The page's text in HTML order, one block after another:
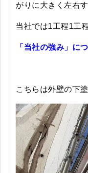
がりに大きく左右
当社では1工程1工
「当社の強み」に
こちらは外壁の下